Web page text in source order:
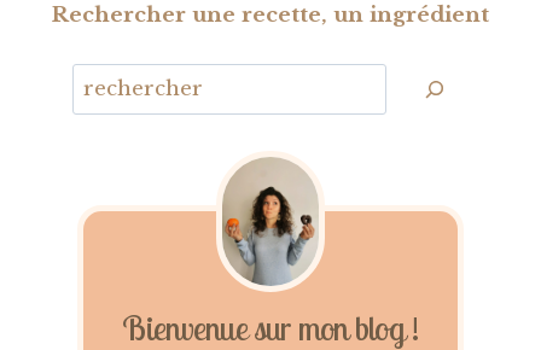
Rechercher une recette, un ingrédient
Bienvenue sur mon blog !